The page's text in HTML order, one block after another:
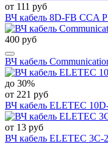
от 111 руб
ВЧ кабель 8D-FB CCA
400 руб
ВЧ кабель
до 30%
от 221 руб
ВЧ кабель ELETEC
от 13 руб
ВЧ кабель ELETEC